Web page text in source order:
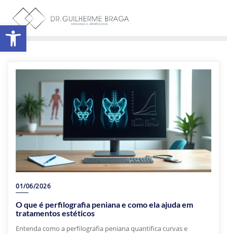
01/06/2026
O que é perfilografia peniana e como ela ajuda em
tratamentos estéticos
Entenda como a perfilografia peniana quantifica curvas e
Abrir a barra de ferramentas